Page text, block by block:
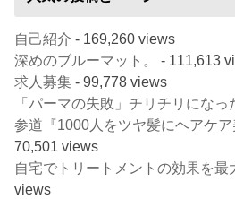
自己紹介 - 169,260 views
深めのブルーマット。
- 111,613
求人募集 - 99,778 views
「パーマの失敗」チリチリにな
参道『1000人をツヤ髪にヘアケア
70,501 views
自宅でトリートメントの効果を最
views